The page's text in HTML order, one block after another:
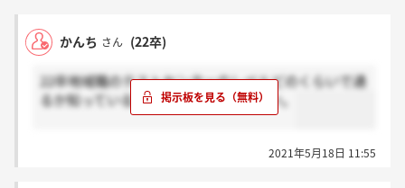
かんち さん (22卒)
22卒地域職のテストセンターのレベルどのくらいで通
るか知っている方いたら教えてください。
2021年5月18日 11:55